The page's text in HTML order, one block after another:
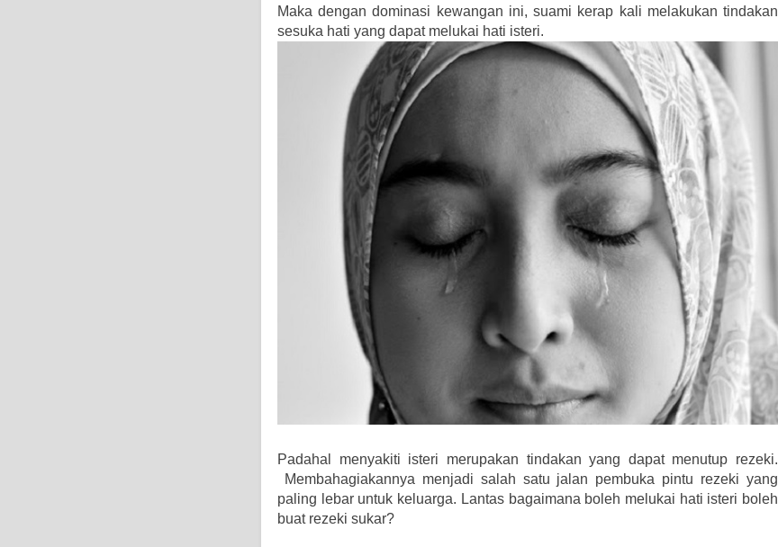
Maka dengan dominasi kewangan ini, suami kerap kali melakukan tindakan
sesuka hati yang dapat melukai hati isteri.
Padahal menyakiti isteri merupakan tindakan yang dapat menutup rezeki.
Membahagiakannya menjadi salah satu jalan pembuka pintu rezeki yang
paling lebar untuk keluarga. Lantas bagaimana boleh melukai hati isteri boleh
buat rezeki sukar?